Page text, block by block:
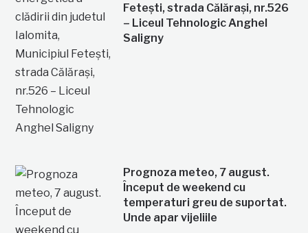
Fetești, strada Călărași, nr.526
– Liceul Tehnologic Anghel
Saligny
Prognoza meteo, 7 august.
Început de weekend cu
temperaturi greu de suportat.
Unde apar vijeliile